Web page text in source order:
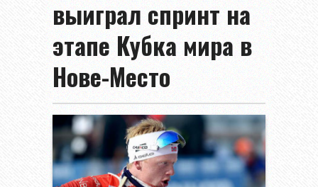
выиграл спринт на
этапе Кубка мира в
Нове-Место